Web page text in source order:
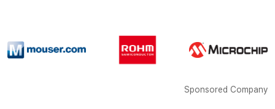
Sponsored Company